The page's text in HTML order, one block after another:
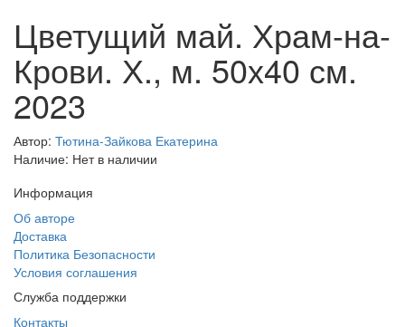
Цветущий май. Храм-на-
Крови. Х., м. 50х40 см.
2023
Автор: Тютина-Зайкова Екатерина
Наличие: Нет в наличии
Информация
Об авторе
Доставка
Политика Безопасности
Условия соглашения
Служба поддержки
Контакты